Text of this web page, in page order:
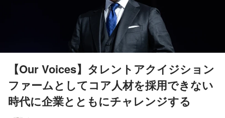
【Our Voices】タレントアクイジション
ファームとしてコア人材を採用できない
時代に企業とともにチャレンジする